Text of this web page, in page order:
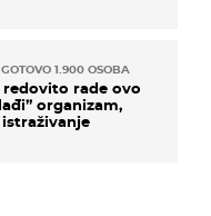
1.900 OSOBA
rade ovo
organizam,